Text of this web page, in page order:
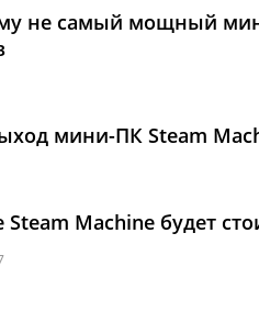
не самый мощный
мини-ПК Steam
Machine будет